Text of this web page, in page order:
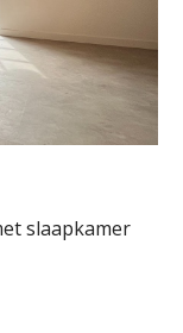
slaapkamer